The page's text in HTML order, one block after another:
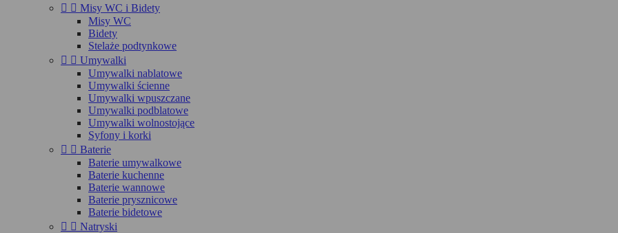
  Misy WC i Bidety
Misy WC
Bidety
Stelaże podtynkowe
  Umywalki
Umywalki nablatowe
Umywalki ścienne
Umywalki wpuszczane
Umywalki podblatowe
Umywalki wolnostojące
Syfony i korki
  Baterie
Baterie umywalkowe
Baterie kuchenne
Baterie wannowe
Baterie prysznicowe
Baterie bidetowe
  Natryski